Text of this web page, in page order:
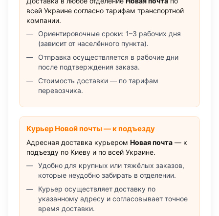
всей Украине согласно тарифам транспортной
компании.
Ориентировочные сроки: 1–3 рабочих дня
(зависит от населённого пункта).
Отправка осуществляется в рабочие дни
после подтверждения заказа.
Стоимость доставки — по тарифам
перевозчика.
Курьер Новой почты — к подъезду
Адресная доставка курьером Новая почта — к
подъезду по Киеву и по всей Украине.
Удобно для крупных или тяжёлых заказов,
которые неудобно забирать в отделении.
Курьер осуществляет доставку по
указанному адресу и согласовывает точное
время доставки.